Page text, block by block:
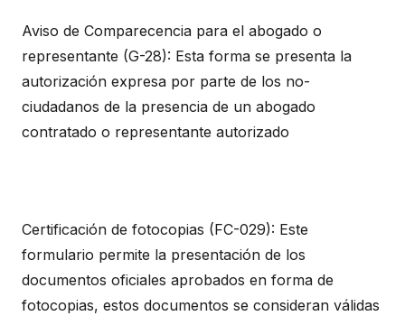
Aviso de Comparecencia para el abogado o
representante (G-28): Esta forma se presenta la
autorización expresa por parte de los no-
ciudadanos de la presencia de un abogado
contratado o representante autorizado
Certificación de fotocopias (FC-029): Este
formulario permite la presentación de los
documentos oficiales aprobados en forma de
fotocopias, estos documentos se consideran válidas